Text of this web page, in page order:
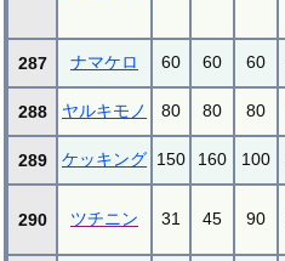
287 ナマケロ 60 60 60
288 ヤルキモノ 80 80 80
289 ケッキング 150 160 100
290 ツチニン 31 45 90